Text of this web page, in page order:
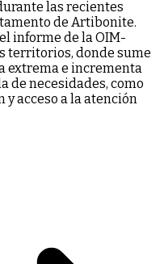
las recientes
de Artibonite.
informe de la OIM-
territorios, donde sume
extrema e incrementa
de necesidades, como
acceso a la atención